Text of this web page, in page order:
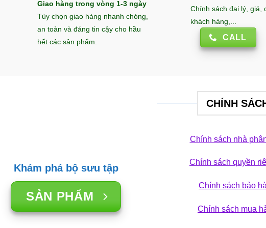
Giao hàng trong vòng 1-3 ngày
Tùy chọn giao hàng nhanh chóng,
an toàn và đáng tin cậy cho hầu
hết các sản phẩm.
Chính sách đại lý, giá,
khách hàng,...
CALL
Khám phá bộ sưu tập
SẢN PHẨM
CHÍNH
Chính sách nhà
Chính sách quyền
Chính sách bảo
Chính sách mua
TRANG TRÍ SÂN VƯỜN
Thác nước vách kính xua
bụi làm mát: Giải pháp
hoàn hảo cho không gian
TRANG TRÍ SÂN
Đài phun nước
28/12/2025